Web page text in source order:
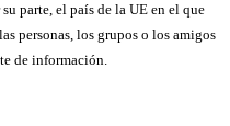
parte, el país de la UE en el que
personas, los grupos o los amigos
de información.